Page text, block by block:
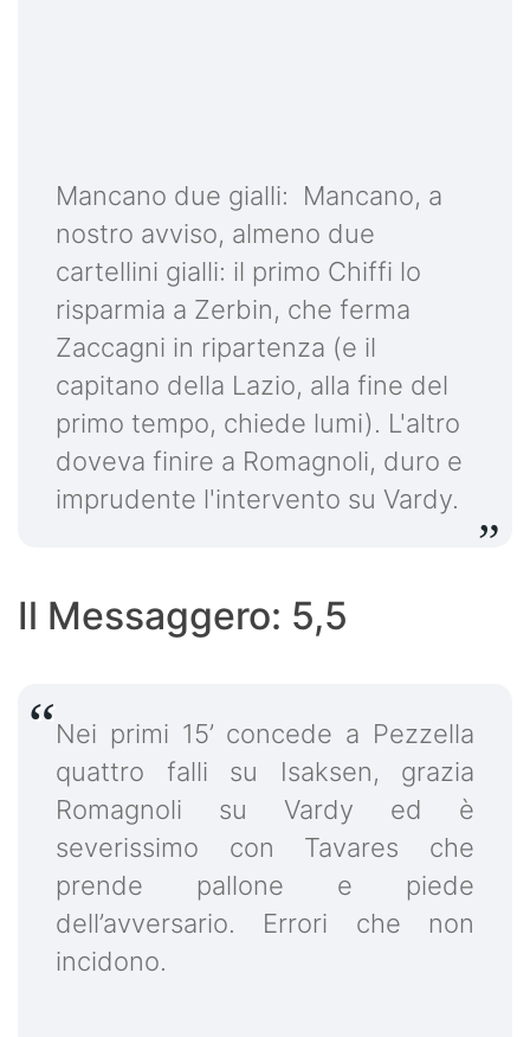
Mancano due gialli: Mancano, a
nostro avviso, almeno due
cartellini gialli: il primo Chiffi lo
risparmia a Zerbin, che ferma
Zaccagni in ripartenza (e il
capitano della Lazio, alla fine del
primo tempo, chiede lumi). L'altro
doveva finire a Romagnoli, duro e
imprudente l'intervento su Vardy.
Il Messaggero: 5,5
Nei primi 15’ concede a Pezzella
quattro falli su Isaksen, grazia
Romagnoli su Vardy ed è
severissimo con Tavares che
prende pallone e piede
dell’avversario. Errori che non
incidono.